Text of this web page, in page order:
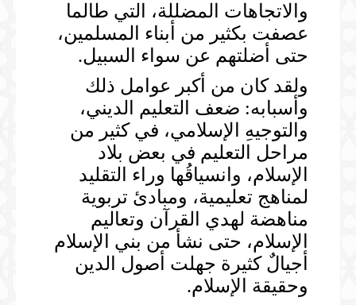
والاتجاهات المضللة، التي طالما
عصفت بكثير من أبناء المسلمين،
حتى أضلتهم عن سواء السبيل.
ولقد كان من أكبر عوامل ذلك
وأسبابه: ضعف التعليم الديني،
والتوجيهِ الإسلامي، في كثير من
مراحل التعليم في بعض بلاد
الإسلام، وانسياقُها وراء التقليد
لمناهج تعليمية، ومبادئ تربوية
مناهضة لهدي القرآن وتعاليم
الإسلام، حتى نشأ من بني الإسلام
أجيالٌ كثيرة جهلت أصول الدين
وحقيقة الإسلام.